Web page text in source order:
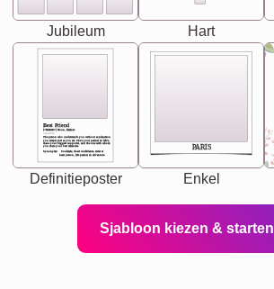
Jubileum Hart
Best Friend
[<NAME>] Noun, feminie
Synonyms: Soulmate, closet confidante, sister at
heart person, life partner in adventure.
The person who understands you without explanation
you accepts just as you are. She's your partner in life's,
chaos your biggest supporter, and the one with whom
you share your best memories.
Definitieposter
PARIS
Enkel
Sjabloon kiezen & starten